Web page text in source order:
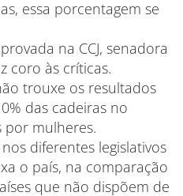
essa porcentagem se
na CCJ, senadora
coro às críticas.
trouxe os resultados
das cadeiras no
por mulheres.
diferentes legislativos
o país, na comparação
que não dispõem de